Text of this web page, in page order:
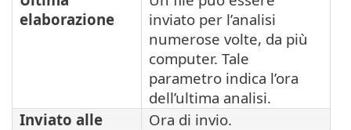
elaborazione
inviato per l’analisi
numerose volte, da più
computer. Tale
parametro indica l’ora
dell’ultima analisi.
Inviato alle
Ora di invio.